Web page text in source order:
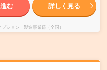
む 詳しく見る
プション 製造事業部（全国）